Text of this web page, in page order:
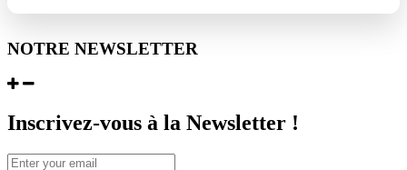
NOTRE NEWSLETTER
Inscrivez-vous à la Newsletter !